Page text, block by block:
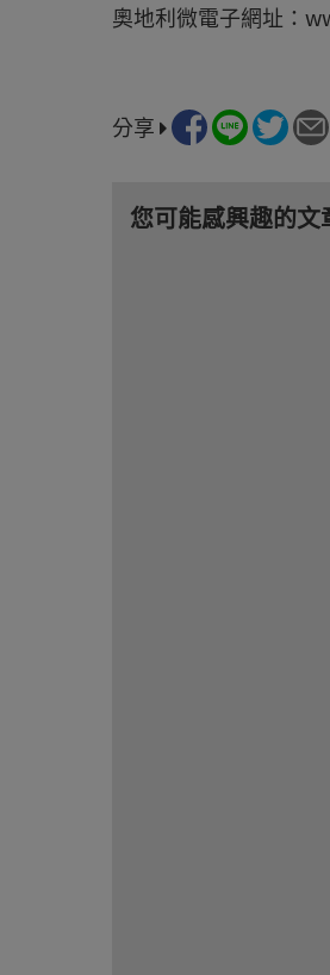
奧地利微電子網址：
分享
您可能感興趣的文